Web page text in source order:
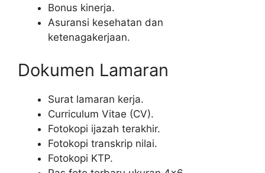
Bonus kinerja.
Asuransi kesehatan dan
ketenagakerjaan.
Dokumen Lamaran
Surat lamaran kerja.
Curriculum Vitae (CV).
Fotokopi ijazah terakhir.
Fotokopi transkrip nilai.
Fotokopi KTP.